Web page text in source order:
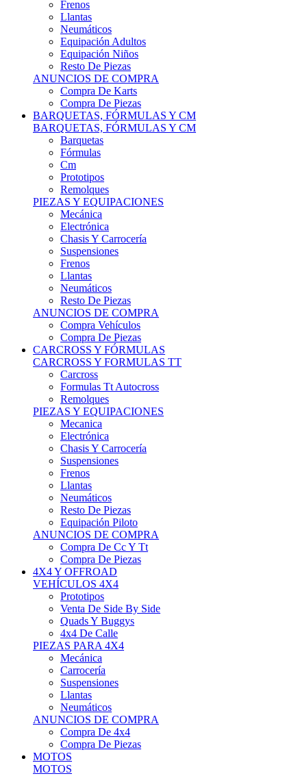
Neumáticos
Equipación Adultos
Equipación Niños
Resto De Piezas
ANUNCIOS DE COMPRA
Compra De Karts
Compra De Piezas
BARQUETAS, FÓRMULAS Y CM
BARQUETAS, FÓRMULAS Y CM
Barquetas
Fórmulas
Cm
Prototipos
Remolques
PIEZAS Y EQUIPACIONES
Mecánica
Electrónica
Chasis Y Carrocería
Suspensiones
Frenos
Llantas
Neumáticos
Resto De Piezas
ANUNCIOS DE COMPRA
Compra Vehículos
Compra De Piezas
CARCROSS Y FÓRMULAS
CARCROSS Y FORMULAS TT
Carcross
Formulas Tt Autocross
Remolques
PIEZAS Y EQUIPACIONES
Mecanica
Electrónica
Chasis Y Carrocería
Suspensiones
Frenos
Llantas
Neumáticos
Resto De Piezas
Equipación Piloto
ANUNCIOS DE COMPRA
Compra De Cc Y Tt
Compra De Piezas
4X4 Y OFFROAD
VEHÍCULOS 4X4
Prototipos
Venta De Side By Side
Quads Y Buggys
4x4 De Calle
PIEZAS PARA 4X4
Mecánica
Carrocería
Suspensiones
Llantas
Neumáticos
ANUNCIOS DE COMPRA
Compra De 4x4
Compra De Piezas
MOTOS
MOTOS
Motos De Circuito